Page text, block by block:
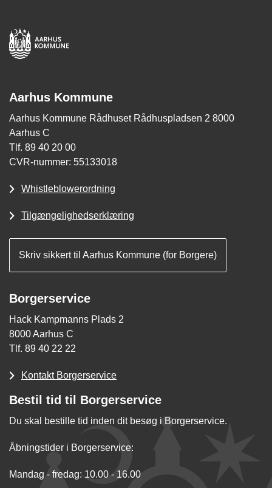
Aarhus Kommune
Aarhus Kommune Rådhuset Rådhuspladsen 2 8000
Aarhus C
Tlf. 89 40 20 00
CVR-nummer: 55133018
Whistleblowerordning
Tilgængelighedserklæring
Skriv sikkert til Aarhus Kommune (for Borgere)
Borgerservice
Hack Kampmanns Plads 2
8000 Aarhus C
Tlf. 89 40 22 22
Kontakt Borgerservice
Bestil tid til Borgerservice
Du skal bestille tid inden dit besøg i Borgerservice.
Åbningstider i Borgerservice:
Mandag - fredag: 10.00 - 16.00